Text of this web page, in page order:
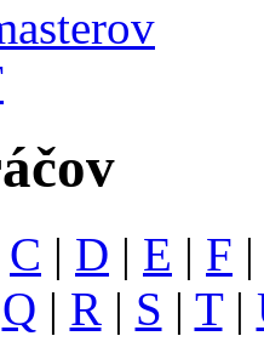
C | D | E | F
Q | R| S | T|